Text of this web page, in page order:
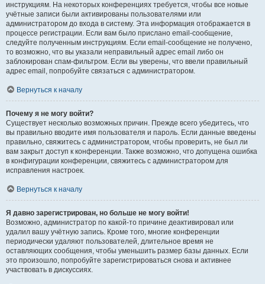
инструкциям. На некоторых конференциях требуется, чтобы все новые
учётные записи были активированы пользователями или
администратором до входа в систему. Эта информация отображается в
процессе регистрации. Если вам было прислано email-сообщение,
следуйте полученным инструкциям. Если email-сообщение не получено,
то возможно, что вы указали неправильный адрес email либо он
заблокирован спам-фильтром. Если вы уверены, что ввели правильный
адрес email, попробуйте связаться с администратором.
Вернуться к началу
Почему я не могу войти?
Существует несколько возможных причин. Прежде всего убедитесь, что
вы правильно вводите имя пользователя и пароль. Если данные введены
правильно, свяжитесь с администратором, чтобы проверить, не был ли
вам закрыт доступ к конференции. Также возможно, что допущена ошибка
в конфигурации конференции, свяжитесь с администратором для
исправления настроек.
Вернуться к началу
Я давно зарегистрирован, но больше не могу войти!
Возможно, администратор по какой-то причине деактивировал или
удалил вашу учётную запись. Кроме того, многие конференции
периодически удаляют пользователей, длительное время не
оставляющих сообщения, чтобы уменьшить размер базы данных. Если
это произошло, попробуйте зарегистрироваться снова и активнее
участвовать в дискуссиях.